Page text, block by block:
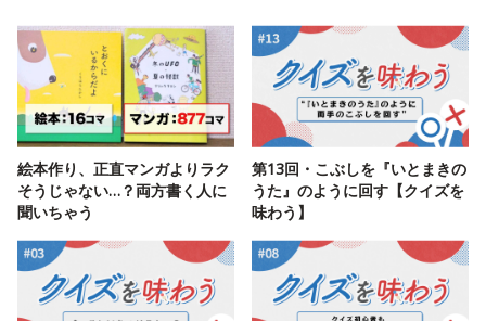
絵本作り、正直マンガよりラク
そうじゃない…？両方書く人に
聞いちゃう
第13回・こぶしを『いとまきの
うた』のように回す【クイズを
味わう】